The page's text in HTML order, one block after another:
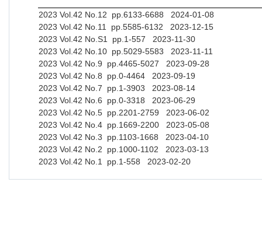
2023 Vol.42 No.12 pp.6133-6688 2024-01-08
2023 Vol.42 No.11 pp.5585-6132 2023-12-15
2023 Vol.42 No.S1 pp.1-557 2023-11-30
2023 Vol.42 No.10 pp.5029-5583 2023-11-11
2023 Vol.42 No.9 pp.4465-5027 2023-09-28
2023 Vol.42 No.8 pp.0-4464 2023-09-19
2023 Vol.42 No.7 pp.1-3903 2023-08-14
2023 Vol.42 No.6 pp.0-3318 2023-06-29
2023 Vol.42 No.5 pp.2201-2759 2023-06-02
2023 Vol.42 No.4 pp.1669-2200 2023-05-08
2023 Vol.42 No.3 pp.1103-1668 2023-04-10
2023 Vol.42 No.2 pp.1000-1102 2023-03-13
2023 Vol.42 No.1 pp.1-558 2023-02-20